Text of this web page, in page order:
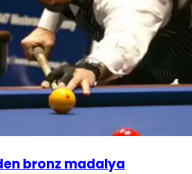
bronz madalya